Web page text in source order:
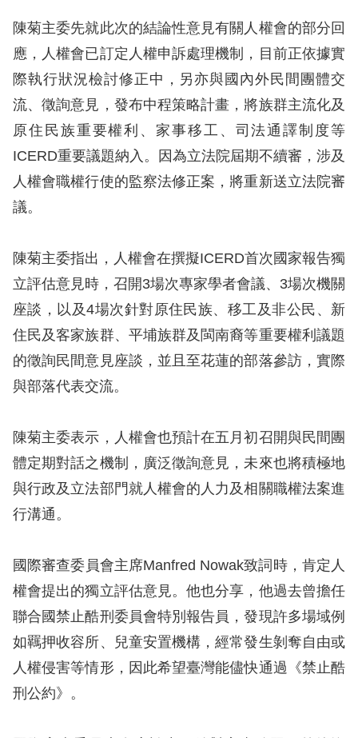
陳
情
申
訴
資
料
無
礙
快
捷
鍵
選
擇
語
兒少版
回
首
頁
陳菊主委先就此次的結論性意見有關人權會的部分回
應，人權會已訂定人權申訴處理機制，目前正依據實
際執行狀況檢討修正中，另亦與國內外民間團體交
流、徵詢意見，發布中程策略計畫，將族群主流化及
原住民族重要權利、家事移工、司法通譯制度等
ICERD重要議題納入。因為立法院屆期不續審，涉及
人權會職權行使的監察法修正案，將重新送立法院審
議。
陳菊主委指出，人權會在撰擬ICERD首次國家報告獨
立評估意見時，召開3場次專家學者會議、3場次機關
座談，以及4場次針對原住民族、移工及非公民、新
住民及客家族群、平埔族群及閩南裔等重要權利議題
的徵詢民間意見座談，並且至花蓮的部落參訪，實際
與部落代表交流。
陳菊主委表示，人權會也預計在五月初召開與民間團
體定期對話之機制，廣泛徵詢意見，未來也將積極地
與行政及立法部門就人權會的人力及相關職權法案進
行溝通。
國際審查委員會主席Manfred Nowak致詞時，肯定人
權會提出的獨立評估意見。他也分享，他過去曾擔任
聯合國禁止酷刑委員會特別報告員，發現許多場域例
如羈押收容所、兒童安置機構，經常發生剝奪自由或
人權侵害等情形，因此希望臺灣能儘快通過《禁止酷
刑公約》。